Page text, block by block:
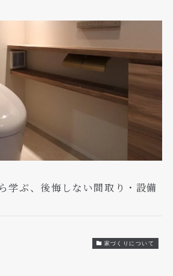
学ぶ、後悔しない間取り・設備
家づくりについて